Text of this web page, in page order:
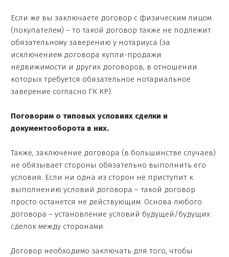
Если же вы заключаете договор с физическим лицом
(покупателем) – то такой договор также не подлежит
обязательному заверению у нотариуса (за
исключением договора купли-продажи
недвижимости и других договоров, в отношении
которых требуется обязательное нотариальное
заверение согласно ГК КР).
Поговорим о типовых условиях сделки и
документооборота в них.
Также, заключение договора (в большинстве случаев)
не обязывает стороны обязательно выполнить его
условия. Если ни одна из сторон не приступит к
выполнению условий договора – такой договор
просто останется не действующим. Основа любого
договора – установление условий будущей/будущих
сделок между сторонами.
Договор необходимо заключать для того, чтобы